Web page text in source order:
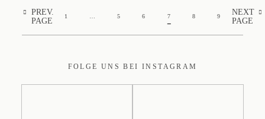
PREV.
PAGE
1 5 6 7 8 9
NEXT
PAGE
FOLGE UNS BEI INSTAGRAM